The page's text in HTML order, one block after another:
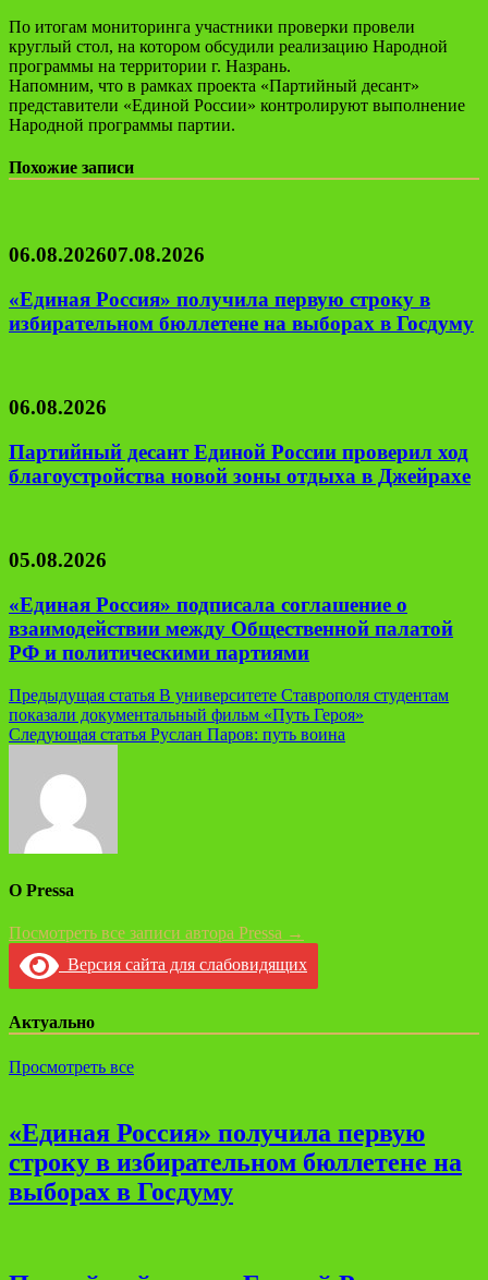
По итогам мониторинга участники проверки провели
круглый стол, на котором обсудили реализацию Народной
программы на территории г. Назрань.
Напомним, что в рамках проекта «Партийный десант»
представители «Единой России» контролируют выполнение
Народной программы партии.
Похожие записи
06.08.202607.08.2026
«Единая Россия» получила первую строку в
избирательном бюллетене на выборах в Госдуму
06.08.2026
Партийный десант Единой России проверил ход
благоустройства новой зоны отдыха в Джейрахе
05.08.2026
«Единая Россия» подписала соглашение о
взаимодействии между Общественной палатой
РФ и политическими партиями
Навигация
по
Предыдущая статья В университете Ставрополя студентам
показали документальный фильм «Путь Героя»
Следующая статья Руслан Паров: путь воина
О Pressa
Посмотреть все записи автора Pressa →
Версия сайта для слабовидящих
Актуально
Просмотреть все
«Единая Россия» получила первую
строку в избирательном бюллетене на
выборах в Госдуму